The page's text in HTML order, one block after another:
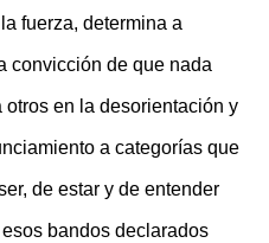
fuerza, determina a
convicción de que nada
otros en la desorientación y
a categorías que
de estar y de entender
bandos declarados